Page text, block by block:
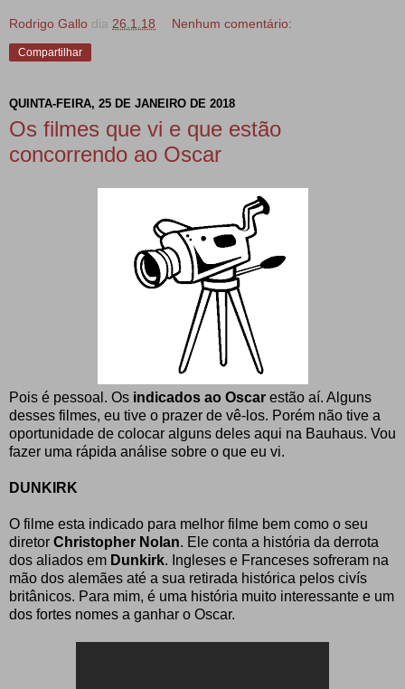
Rodrigo Gallo dia 26.1.18 Nenhum comentário:
Compartilhar
QUINTA-FEIRA, 25 DE JANEIRO DE 2018
Os filmes que vi e que estão
concorrendo ao Oscar
Pois é pessoal. Os indicados ao Oscar estão aí. Alguns
desses filmes, eu tive o prazer de vê-los. Porém não tive a
oportunidade de colocar alguns deles aqui na Bauhaus. Vou
fazer uma rápida análise sobre o que eu vi.
DUNKIRK
O filme esta indicado para melhor filme bem como o seu
diretor Christopher Nolan. Ele conta a história da derrota
dos aliados em Dunkirk. Ingleses e Franceses sofreram na
mão dos alemães até a sua retirada histórica pelos civís
britânicos. Para mim, é uma história muito interessante e um
dos fortes nomes a ganhar o Oscar.